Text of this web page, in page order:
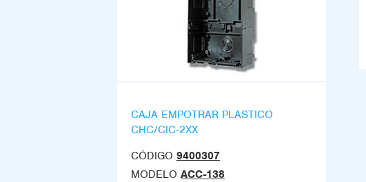
CAJA EMPOTRAR PLASTICO
CHC/CIC-2XX
CÓDIGO 9400307
MODELO ACC-138